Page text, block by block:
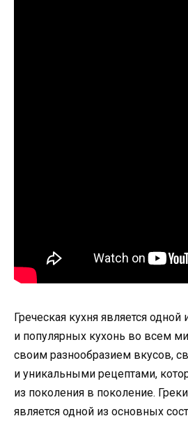
Греческая кухня является
и популярных кухонь во всем
своим разнообразием вкусов,
и уникальными рецептами,
из поколения в поколение.
является одной из основных